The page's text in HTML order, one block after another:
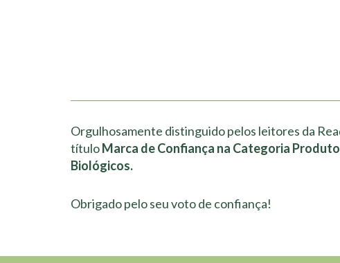
Orgulhosamente distinguido pelos leitores da
títuloMarca de Confiança na Categoria
Biológicos.
Obrigado pelo seu voto de confiança!